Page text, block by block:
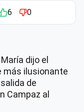
6 0
dijo el
más ilusionante
de
Campaz al